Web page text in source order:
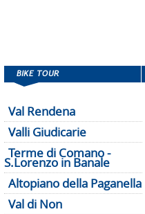
Val Rendena
Valli Giudicarie
Terme di Comano -
S.Lorenzo in Banale
Altopiano della Paganella
Val di Non